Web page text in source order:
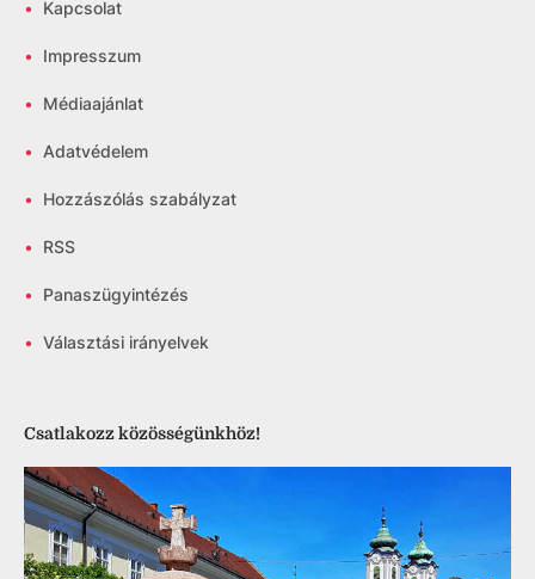
• Kapcsolat
• Impresszum
• Médiaajánlat
• Adatvédelem
• Hozzászólás szabályzat
• RSS
• Panaszügyintézés
• Választási irányelvek
Csatlakozz közösségünkhöz!